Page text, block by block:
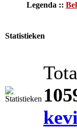
Legenda ::
Statistieken